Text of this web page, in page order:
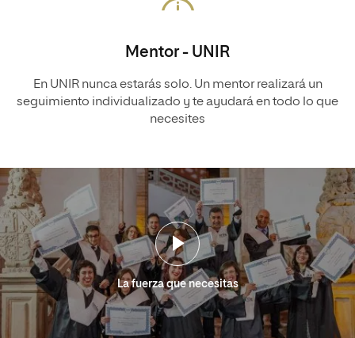
Mentor - UNIR
En UNIR nunca estarás solo. Un mentor realizará un
seguimiento individualizado y te ayudará en todo lo que
necesites
La fuerza que necesitas